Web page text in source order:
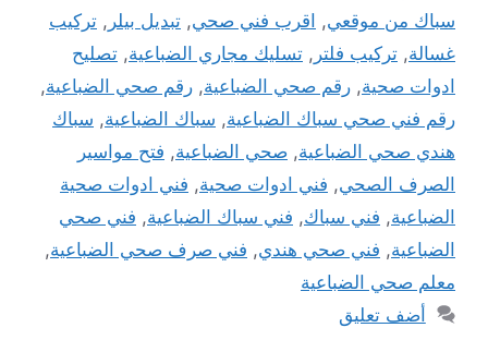
سباك من موقعي, اقرب فني صحي, تبديل بيلر , تركيب
غسالة, تركيب فلتر , تسليك مجاري الضباعية, تصليح
ادوات صحية, رقم صحي الضباعية, رقم صحي الضباعية,
رقم فني صحي سباك الضباعية, سباك الضباعية, سباك
هندي صحي الضباعية, صحي الضباعية, فتح مواسير
الصرف الصحي, فني ادوات صحية, فني ادوات صحية
الضباعية, فني سباك, فني سباك الضباعية, فني صحي
الضباعية, فني صحي هندي, فني صرف صحي الضباعية,
معلم صحي الضباعية
أضف تعليق